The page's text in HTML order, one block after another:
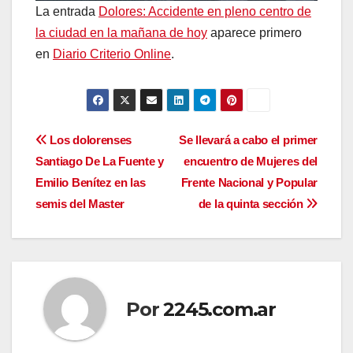
La entrada Dolores: Accidente en pleno centro de
la ciudad en la mañana de hoy aparece primero
en Diario Criterio Online.
Navegación
de
entradas
Se llevará a cabo el primer
encuentro de Mujeres del
Frente Nacional y Popular
de la quinta sección
Los dolorenses
Santiago De La Fuente y
Emilio Benítez en las
semis del Master
Por2245.com.ar